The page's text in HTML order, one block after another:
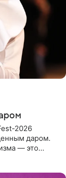
2026
даром.
— это